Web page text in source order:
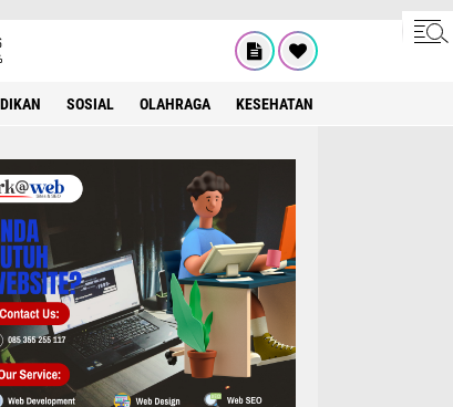
SOSIAL OLAHRAGA KESEHATAN